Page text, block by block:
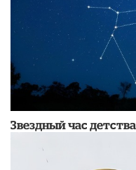
Звездный час детства